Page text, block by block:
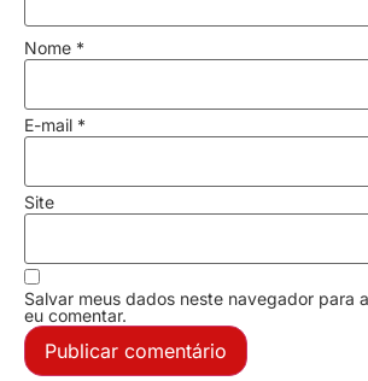
Nome *
E-mail *
Site
Salvar meus dados neste navegador para
eu comentar.